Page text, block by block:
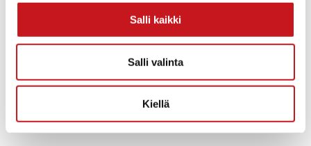
Salli kaikki
Salli valinta
Kiellä